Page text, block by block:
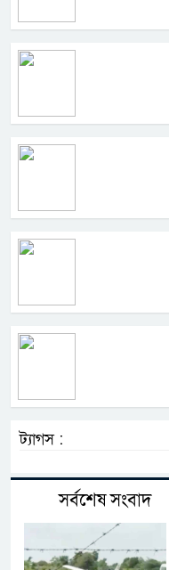
ট্যাগস :
সর্বশেষ সংবাদ